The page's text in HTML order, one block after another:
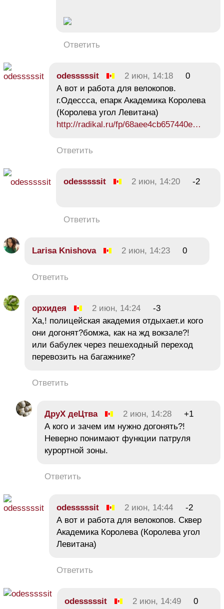
Ответить
odesssssit 2 июн, 14:18
0
А вот и работа для велокопов.
г.Одессса, епарк Академика Королева
(Королева угол Левитана)
http://radikal.ru/fp/68aee4cb657440e…
Ответить
odesssssit 2 июн, 14:20 -2
Ответить
Larisa Knishova 2 июн, 14:23 0
Ответить
орхидея 2 июн, 14:24
-3
Ха,! полицейская академия отдыхает.и кого
они догонят?бомжа, как на жд вокзале?!
или бабулек через пешеходный переход
перевозить на багажнике?
Ответить
ДруХ деЦтва 2 июн, 14:28
+1
А кого и зачем им нужно догонять?!
Неверно понимают функции патруля
курортной зоны.
Ответить
odesssssit 2 июн, 14:44
-2
А вот и работа для велокопов. Сквер
Академика Королева (Королева угол
Левитана)
Ответить
odesssssit 2 июн, 14:49 0